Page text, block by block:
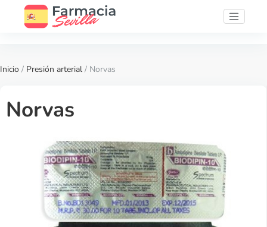
Inicio / Presión arterial / Norvas
Norvas